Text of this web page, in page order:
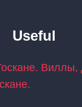
Useful
Виллы,